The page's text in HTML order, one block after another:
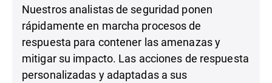
Nuestros analistas de seguridad ponen
rápidamente en marcha procesos de
respuesta para contener las amenazas y
mitigar su impacto. Las acciones de respuesta
personalizadas y adaptadas a sus